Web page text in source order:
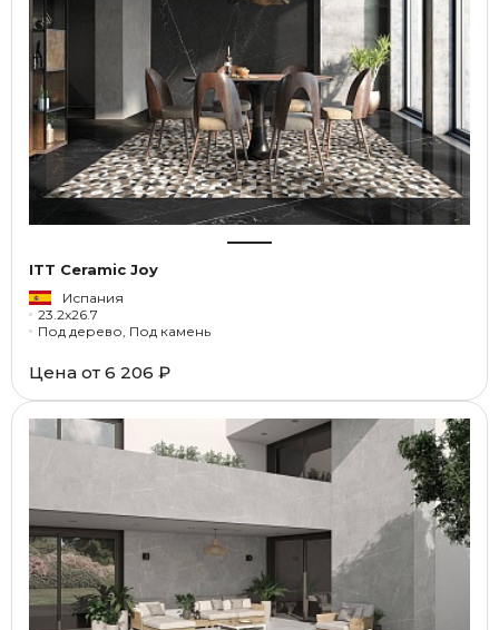
ITT Ceramic Joy
Испания
23.2x26.7
Под дерево, Под камень
Цена от 6 206 ₽